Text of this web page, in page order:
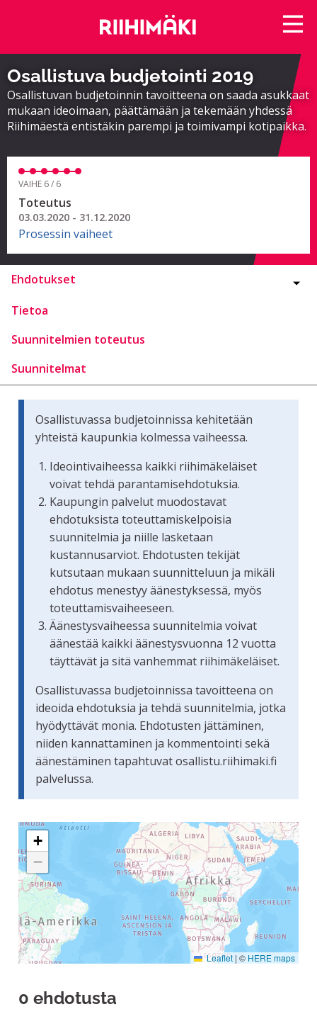
Osallistuva budjetointi 2019
Osallistuvan budjetoinnin tavoitteena on saada asukkaat
mukaan ideoimaan, päättämään ja tekemään yhdessä
Riihimäestä entistäkin parempi ja toimivampi kotipaikka.
VAIHE 6 / 6
Toteutus
03.03.2020 - 31.12.2020
Prosessin vaiheet
Ehdotukset
Tietoa
Suunnitelmien toteutus
Suunnitelmat
Osallistuvassa budjetoinnissa kehitetään
yhteistä kaupunkia kolmessa vaiheessa.
Ideointivaiheessa kaikki riihimäkeläiset
voivat tehdä parantamisehdotuksia.
Kaupungin palvelut muodostavat
ehdotuksista toteuttamiskelpoisia
suunnitelmia ja niille lasketaan
kustannusarviot. Ehdotusten tekijät
kutsutaan mukaan suunnitteluun ja mikäli
ehdotus menestyy äänestyksessä, myös
toteuttamisvaiheeseen.
Äänestysvaiheessa suunnitelmia voivat
äänestää kaikki äänestysvuonna 12 vuotta
täyttävät ja sitä vanhemmat riihimäkeläiset.
Osallistuvassa budjetoinnissa tavoitteena on
ideoida ehdotuksia ja tehdä suunnitelmia, jotka
hyödyttävät monia. Ehdotusten jättäminen,
niiden kannattaminen ja kommentointi sekä
äänestäminen tapahtuvat osallistu.riihimaki.fi
palvelussa.
Seuraavassa elementissä on kartta, joka esittää
+
−
Leaflet | © HERE maps
0 ehdotusta